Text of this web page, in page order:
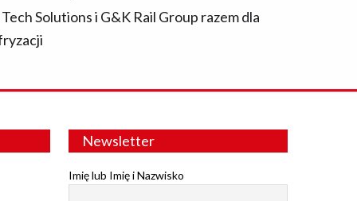
Tech Solutions i G&K Rail Group razem dla
Newsletter
Imię lub Imię i Nazwisko